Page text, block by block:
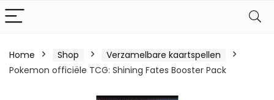
Home Shop
Verzamelbare kaartspellen
Pokemon officiële TCG: Shining Fates Booster Pack